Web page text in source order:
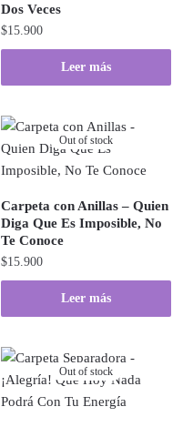
Dos Veces
$15.900
Leer más
Out of stock
Carpeta con Anillas – Quien
Diga Que Es Imposible, No
Te Conoce
$15.900
Leer más
Out of stock